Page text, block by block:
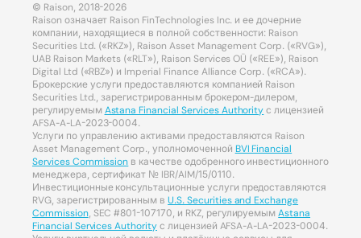
© Raison, 2018-2026
Raison означает Raison FinTechnologies Inc. и ее дочерние
компании, находящиеся в полной собственности: Raison
Securities Ltd. («RKZ»), Raison Asset Management Corp. («RVG»),
UAB Raison Markets («RLT»), Raison Services OÜ («REE»), Raison
Digital Ltd («RBZ») и Imperial Finance Alliance Corp. («RCA»).
Брокерские услуги предоставляются компанией Raison
Securities Ltd., зарегистрированным брокером-дилером,
регулируемым Astana Financial Services Authority с лицензией
AFSA-A-LA-2023-0004.
Услуги по управлению активами предоставляются Raison
Asset Management Corp., уполномоченной BVI Financial
Services Commission в качестве одобренного инвестиционного
менеджера, сертификат № IBR/AIM/15/0110.
Инвестиционные консультационные услуги предоставляются
RVG, зарегистрированным вU.S. Securities and Exchange
Commission, SEC #801-107170, и RKZ, регулируемымAstana
Financial Services Authority с лицензией AFSA-A-LA-2023-0004.